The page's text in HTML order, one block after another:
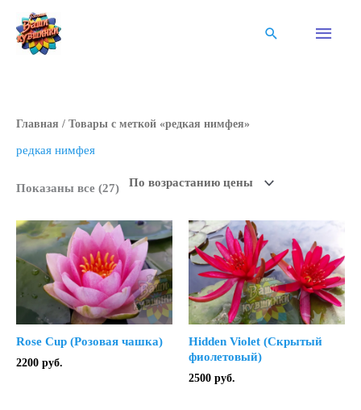
содержимому
Поиск
Главная / Товары с меткой «редкая нимфея»
редкая нимфея
Показаны все (27)Цены:
Rose Cup (Розовая чашка)
2200 руб.
Hidden Violet (Скрытый
фиолетовый)
2500 руб.